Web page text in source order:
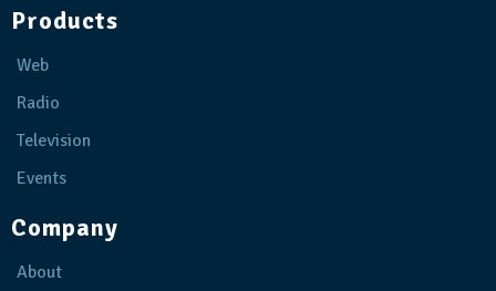
Products
Web
Radio
Television
Events
Company
About